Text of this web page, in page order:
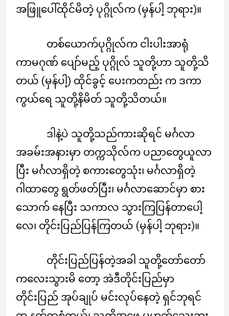
အဖြူပေါ်ထိုင်မိတဲ့ ပုဂ္ဂိုလ်က (မှန်ပါ့ ဘုရား)။
တစ်ယောက်ပုဂ္ဂိုလ်က ငါးပါးအာရုံ
ကာမဂုဏ် ပျော်မည့် ပုဂ္ဂိုလ် သူတို့ဟာ သူတို့သိ
တယ် (မှန်ပါ့) ထိုင်ခွင့် ပေးကတည်း က ဒကာ
ကွယ်ရေ သူတို့နိမိတ် သူတို့သိတယ်။
ဒါနဲ့ပဲ သူတို့သည်ကားဆိုရင် မင်္ဂလာ
အခမ်းအနားမှာ တက္ကသိုလ်က ပညာတွေယူလာ
ပြီး မင်္ဂလာရှိတဲ့ စကားတွေသုံး၊ မင်္ဂလာရှိတဲ့
ဂါထာတွေ ရွတ်ဖတ်ပြီး၊ မင်္ဂလာဆောင်မှာ စား
သောက် နေပြီး သကာလ သွားကြပြန်တာပေါ့
လေ၊ တိုင်းပြည်ပြန်ကြတယ် (မှန်ပါ့ ဘုရား)။
တိုင်းပြည်ပြန်တဲ့အခါ သူတို့တော်တော်
ကလေးသွားမိ တော့ အဲဒီတိုင်းပြည်မှာ
တိုင်းပြည် အုပ်ချုပ် မင်းလုပ်နေတဲ့ ရှင်ဘုရင်